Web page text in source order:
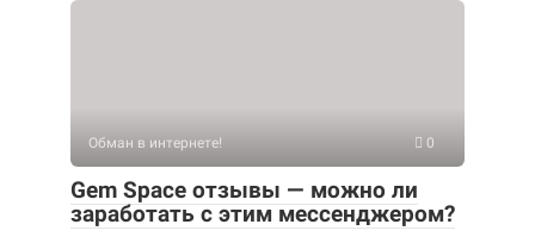
Обман в интернете! 0
Gem Space отзывы — можно ли
заработать с этим мессенджером?